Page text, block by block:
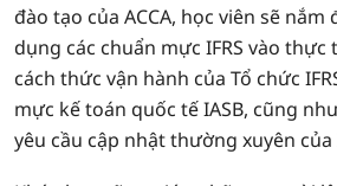
đào tạo của ACCA, học viên sẽ
dụng các chuẩn mực IFRS vào thực
cách thức vận hành của Tổ chức
mực kế toán quốc tế IASB, cũng
yêu cầu cập nhật thường xuyên của